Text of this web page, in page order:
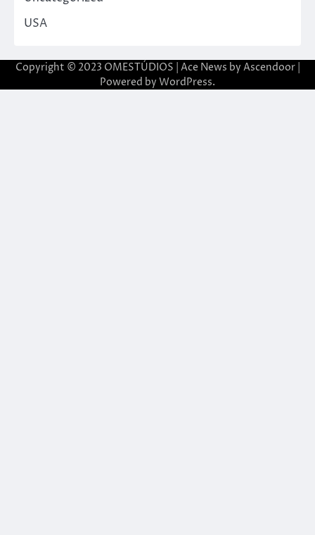
USA
Copyright © 2023 OMESTÚDIOS | Ace News by Ascendoor|
Powered by WordPress.